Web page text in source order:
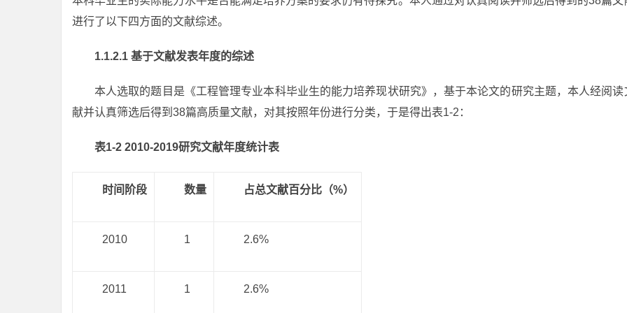
进行了以下四方面的文献综述。
1.1.2.1 基于文献发表年度的综述
本人选取的题目是《工程管理专业本科毕业生的能力培养现状研究》，基于本论文的研究主题，本人经阅读
献并认真筛选后得到38篇高质量文献，对其按照年份进行分类，于是得出表1-2：
表1-2 2010-2019研究文献年度统计表
时间阶段 数量 占总文献百分比（%）
2010 1 2.6%
2011 1 2.6%